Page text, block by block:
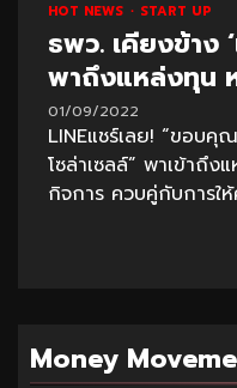
HOT NEWS START UP
ธพว. เคียงข้าง
พาถึงแหล่งทุน
01/09/2022
LINEแชร์เลย! “ขอบ
โซล่าเซลล์” พาเข้าถึ
กิจการ ควบคู่กับการใ
Money